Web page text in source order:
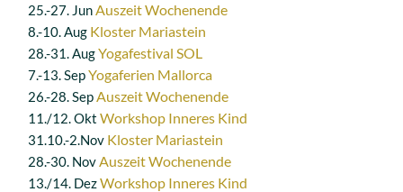
25.-27. JunAuszeit Wochenende
8.-10. Aug Kloster Mariastein
28.-31. AugYogafestival SOL
7.-13. SepYogaferien Mallorca
26.-28. SepAuszeit Wochenende
11./12. Okt Workshop Inneres Kind
31.10.-2.Nov Kloster Mariastein
28.-30. NovAuszeit Wochenende
13./14. DezWorkshop Inneres Kind